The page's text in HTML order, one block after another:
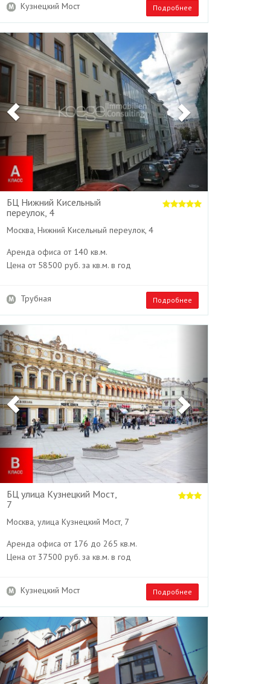
Кузнецкий Мост Подробнее
Previous
БЦ Нижний Кисельный
переулок, 4
Москва, Нижний Кисельный переулок, 4
Аренда офиса от 140 кв.м.
Цена от 58500 руб. за кв.м. в год
Трубная Подробнее
Previous
БЦ улица Кузнецкий Мост,
7
Москва, улица Кузнецкий Мост, 7
Аренда офиса от 176 до 265 кв.м.
Цена от 37500 руб. за кв.м. в год
Кузнецкий Мост Подробнее
Previous